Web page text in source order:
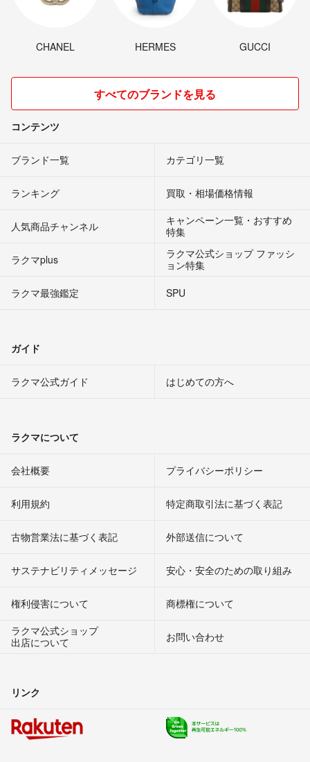
CHANEL HERMES GUCCI
すべてのブランドを見る
コンテンツ
ブランド一覧 カテゴリ一覧
ランキング 買取・相場価格情報
人気商品チャンネル
キャンペーン一覧・おすすめ
特集
ラクマplus
ラクマ公式ショップ ファッシ
ョン特集
ラクマ最強鑑定
SPU
ガイド
ラクマ公式ガイド はじめての方へ
ラクマについて
会社概要 プライバシーポリシー
利用規約 特定商取引法に基づく表記
古物営業法に基づく表記 外部送信について
サステナビリティメッセージ 安心・安全のための取り組み
権利侵害について
商標権について
ラクマ公式ショップ
出店について
お問い合わせ
リンク